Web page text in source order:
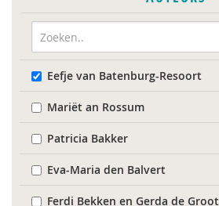
Eefje van Batenburg-Resoort
Mariët an Rossum
Patricia Bakker
Eva-Maria den Balvert
Ferdi Bekken en Gerda de Groot